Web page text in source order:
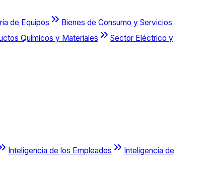
de Equipos
Bienes de Consumo y Servicios
Químicos y Materiales
Sector Eléctrico y
Inteligencia de los Empleados
Inteligencia de